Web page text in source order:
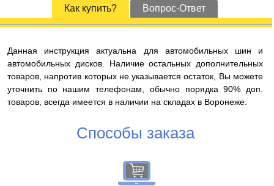
Как купить? Вопрос-Ответ
Данная инструкция актуальна для автомобильных шин и
автомобильных дисков. Наличие остальных дополнительных
товаров, напротив которых не указывается остаток, Вы можете
уточнить по нашим телефонам, обычно порядка 90% доп.
товаров, всегда имеется в наличии на складах в Воронеже.
Способы заказа